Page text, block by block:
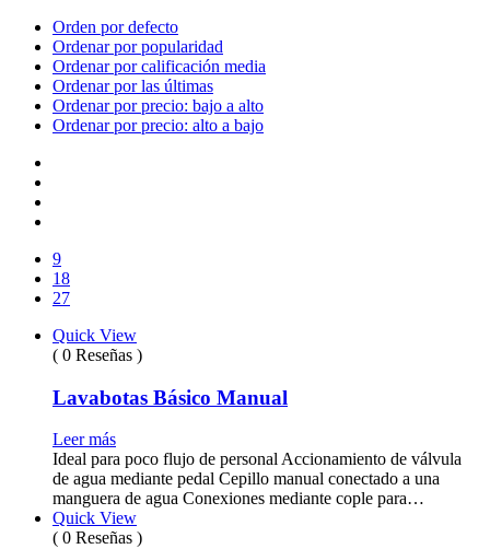
Orden por defecto
Ordenar por popularidad
Ordenar por calificación media
Ordenar por las últimas
Ordenar por precio: bajo a alto
Ordenar por precio: alto a bajo
9
18
27
Quick View
( 0 Reseñas )
Lavabotas Básico Manual
Leer más
Ideal para poco flujo de personal Accionamiento de válvula
de agua mediante pedal Cepillo manual conectado a una
manguera de agua Conexiones mediante cople para…
Quick View
( 0 Reseñas )